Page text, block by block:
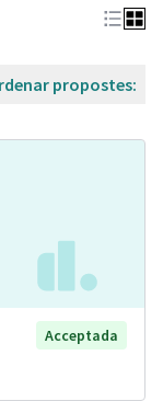
propostes:
Acceptada